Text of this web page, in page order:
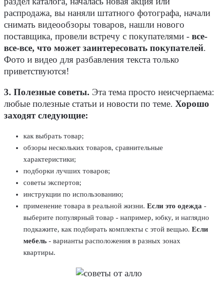
распродажа, вы наняли штатного фотографа, начали
снимать видеообзоры товаров, нашли нового
поставщика, провели встречу с покупателями - все-
все-все, что может заинтересовать покупателей.
Фото и видео для разбавления текста только
приветствуются!
3. Полезные советы. Эта тема просто неисчерпаема:
любые полезные статьи и новости по теме. Хорошо
заходят следующие:
как выбрать товар;
обзоры нескольких товаров, сравнительные
характеристики;
подборки лучших товаров;
советы экспертов;
инструкции по использованию;
применение товара в реальной жизни. Если это одежда -
выберите популярный товар - например, юбку, и наглядно
подкажите, как подбирать комплекты с этой вещью. Если
мебель - варианты расположения в разных зонах
квартиры.